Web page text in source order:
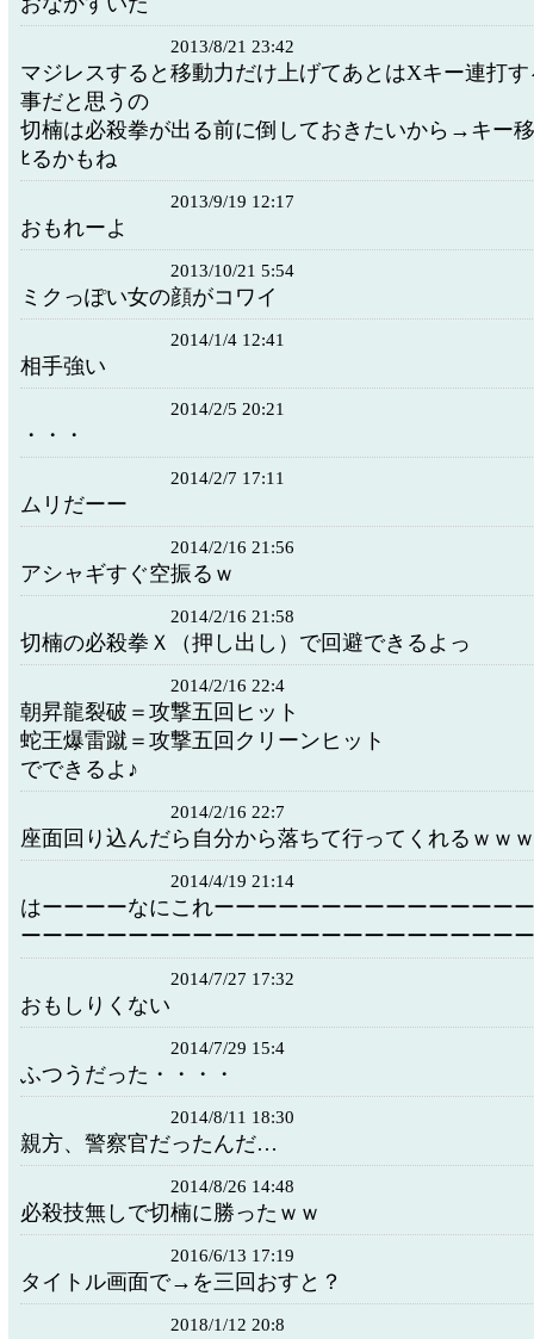
2013/8/21 23:42
マジレスすると移動力だけ上げてあとはXキー連打
事だと思うの
切楠は必殺拳が出る前に倒しておきたいから→キー
ﾋるかもね
2013/9/19 12:17
おもれーよ
2013/10/21 5:54
ミクっぽい女の顔がコワイ
2014/1/4 12:41
相手強い
2014/2/5 20:21
・・・
2014/2/7 17:11
ムリだーー
2014/2/16 21:56
アシャギすぐ空振るｗ
2014/2/16 21:58
切楠の必殺拳Ｘ（押し出し）で回避できるよっ
2014/2/16 22:4
朝昇龍裂破＝攻撃五回ヒット
蛇王爆雷蹴＝攻撃五回クリーンヒット
でできるよ♪
2014/2/16 22:7
座面回り込んだら自分から落ちて行ってくれるｗｗｗ
2014/4/19 21:14
はーーーーなにこれーーーーーーーーーーーーーー
ーーーーーーーーーーーーーーーーーーーーーーー
2014/7/27 17:32
おもしりくない
2014/7/29 15:4
ふつうだった・・・・
2014/8/11 18:30
親方、警察官だったんだ…
2014/8/26 14:48
必殺技無しで切楠に勝ったｗｗ
2016/6/13 17:19
タイトル画面で→を三回おすと？
2018/1/12 20:8